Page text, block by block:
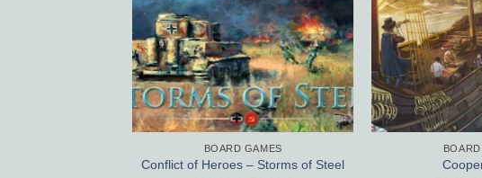
BOARD GAMES
Conflict of Heroes – Storms of Steel